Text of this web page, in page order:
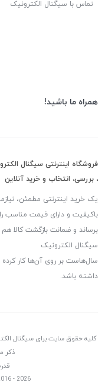
تماس با سیگنال الکترونیک
همراه ما باشید!
فروشگاه اینترنتی سیگنال
، بررسی، انتخاب و خرید آنلاین
یک خرید اینترنتی مطمئن،
باکیفیت و دارای قیمت مناسب
برساند و ضمانت بازگشت کالا
سیگنال الکترونیک
سال‌هاست بر روی آن‌ها کار کرده
داشته باشد.
کلیه حقوق سایت برای سیگنال
ذکر
- 2026